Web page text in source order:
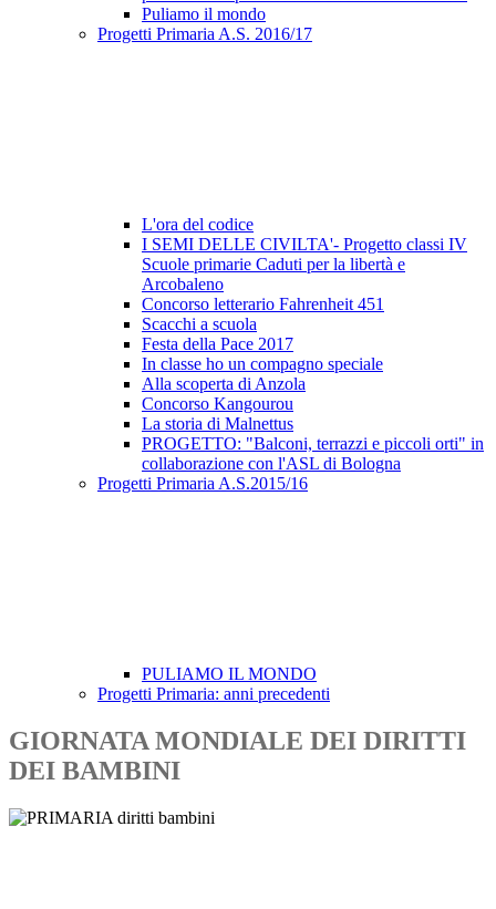
Puliamo il mondo
Progetti Primaria A.S. 2016/17
L'ora del codice
I SEMI DELLE CIVILTA'- Progetto classi IV
Scuole primarie Caduti per la libertà e
Arcobaleno
Concorso letterario Fahrenheit 451
Scacchi a scuola
Festa della Pace 2017
In classe ho un compagno speciale
Alla scoperta di Anzola
Concorso Kangourou
La storia di Malnettus
PROGETTO: "Balconi, terrazzi e piccoli orti" in
collaborazione con l'ASL di Bologna
Progetti Primaria A.S.2015/16
PULIAMO IL MONDO
Progetti Primaria: anni precedenti
GIORNATA MONDIALE DEI DIRITTI
DEI BAMBINI